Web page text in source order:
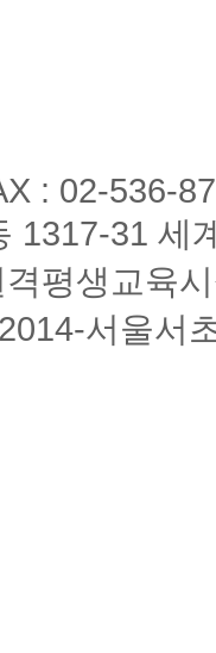
: 02-536-
1317-31 세
평생교육
서울서